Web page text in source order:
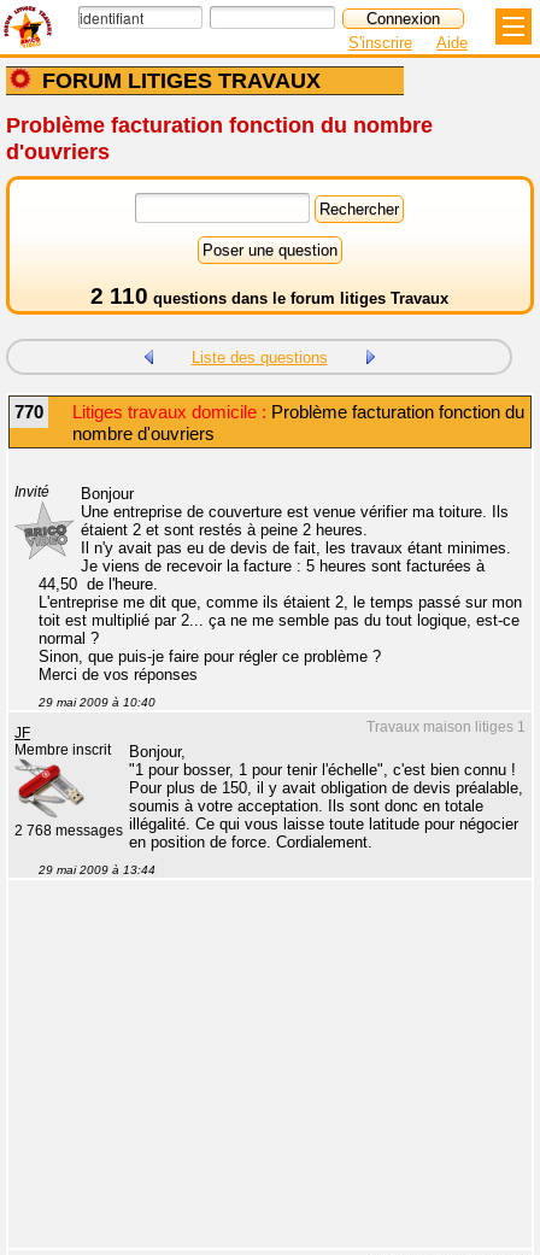
FORUM LITIGES TRAVAUX
S'inscrire Aide
Problème facturation fonction du nombre
d'ouvriers
2 110 questions dans le forum litiges Travaux
Liste des questions
770 Litiges travaux domicile : Problème facturation fonction du
nombre d'ouvriers
Invité
Bonjour
Une entreprise de couverture est venue vérifier ma toiture. Ils
étaient 2 et sont restés à peine 2 heures.
Il n'y avait pas eu de devis de fait, les travaux étant minimes.
Je viens de recevoir la facture : 5 heures sont facturées à
44,50  de l'heure.
L'entreprise me dit que, comme ils étaient 2, le temps passé sur mon
toit est multiplié par 2... ça ne me semble pas du tout logique, est-ce
normal ?
Sinon, que puis-je faire pour régler ce problème ?
Merci de vos réponses
29 mai 2009 à 10:40
Travaux maison litiges 1
JF
Membre inscrit
2 768 messages
Bonjour,
"1 pour bosser, 1 pour tenir l'échelle", c'est bien connu !
Pour plus de 150, il y avait obligation de devis préalable,
soumis à votre acceptation. Ils sont donc en totale
illégalité. Ce qui vous laisse toute latitude pour négocier
en position de force. Cordialement.
29 mai 2009 à 13:44